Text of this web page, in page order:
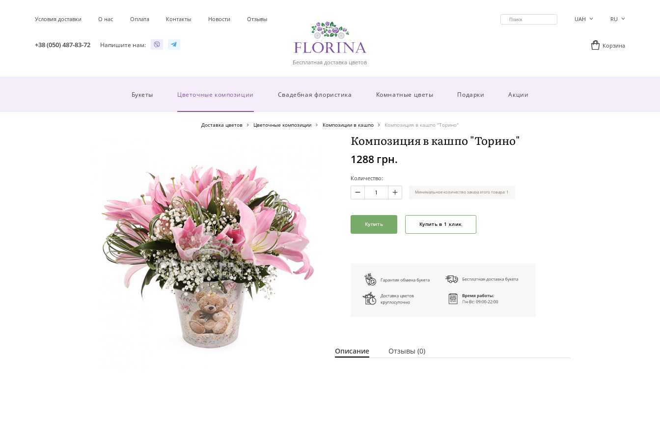
Условия доставки О нас Оплата Контакты Новости Отзывы
+38 (050) 487-83-72 Напишите нам:
Бесплатная доставка цветов
UAH RU
Корзина
Букеты Цветочные композиции Свадебная флористика Комнатные цветы Подарки Акции
Доставка цветов Цветочные композиции Композиции в кашпо Композиция в кашпо "Торино"
Композиция в кашпо "Торино"
1288 грн.
Количество:
Минимальное количество заказа этого товара: 1
Купить Купить в 1 клик
Описание Отзывы (0)